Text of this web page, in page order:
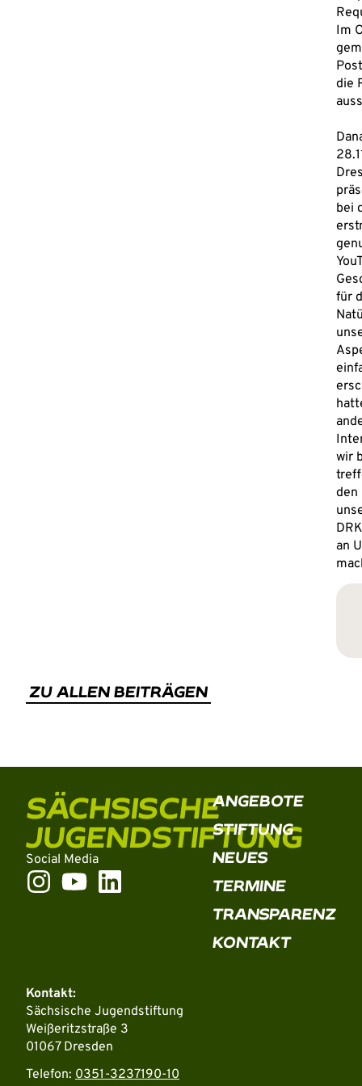
ZU ALLEN BEITRÄGEN
Im
die
bei
für
wir
den
an
SÄCHSISCHE
JUGENDSTIFTUNG
Social Media
ANGEBOTE
STIFTUNG
NEUES
TERMINE
TRANSPARENZ
KONTAKT
Kontakt:
Sächsische Jugendstiftung
Weißeritzstraße 3
01067 Dresden
Telefon: 0351-3237190-10